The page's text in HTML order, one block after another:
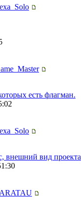
есть флагман.
внешний вид проекта